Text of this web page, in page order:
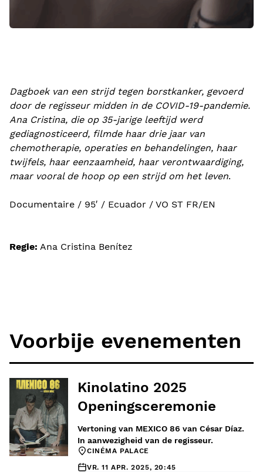
Dagboek van een strijd tegen borstkanker, gevoerd
door de regisseur midden in de COVID-19-pandemie.
Ana Cristina, die op 35-jarige leeftijd werd
gediagnosticeerd, filmde haar drie jaar van
chemotherapie, operaties en behandelingen, haar
twijfels, haar eenzaamheid, haar verontwaardiging,
maar vooral de hoop op een strijd om het leven.
Documentaire / 95′ / Ecuador / VO ST FR/EN
Regie: Ana Cristina Benítez
Voorbije evenementen
Kinolatino 2025
Openingsceremonie
Vertoning van MEXICO 86 van César Díaz.
In aanwezigheid van de regisseur.
CINÉMA PALACE
VR. 11 APR. 2025, 20:45